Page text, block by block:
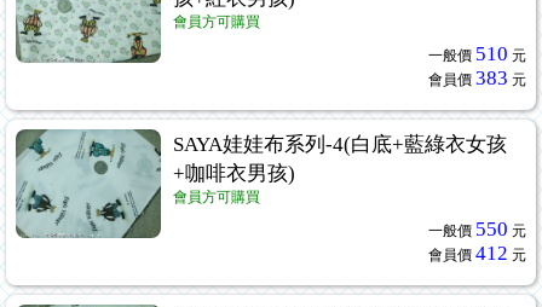
會員方可購買
一般價 510 元
會員價 383 元
SAYA娃娃布系列-4(白底+藍綠衣女孩
+咖啡衣男孩)
會員方可購買
一般價 550 元
會員價 412 元